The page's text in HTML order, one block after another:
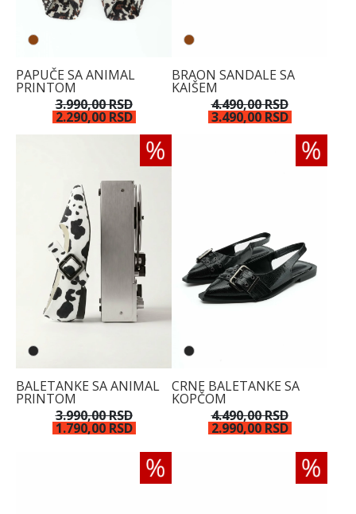
PAPUČE SA ANIMAL
PRINTOM
3.990,00 RSD
2.290,00 RSD
BRAON SANDALE SA
KAIŠEM
4.490,00 RSD
3.490,00 RSD
BALETANKE SA ANIMAL
PRINTOM
3.990,00 RSD
1.790,00 RSD
CRNE BALETANKE SA
KOPČOM
4.490,00 RSD
2.990,00 RSD